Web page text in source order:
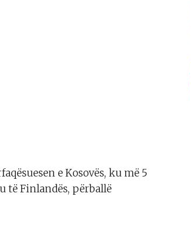
e Kosovës, ku më 5
të Finlandës, përballë